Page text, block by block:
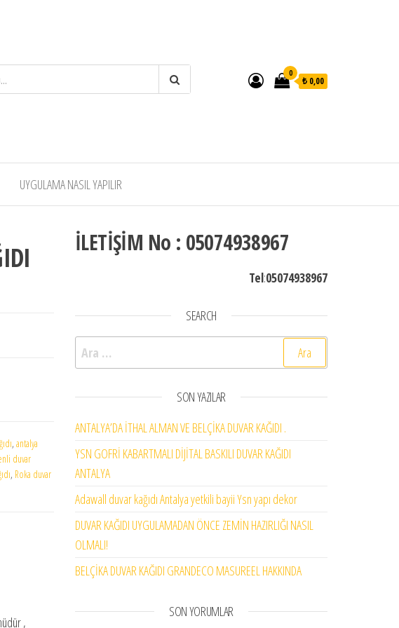
0
₺ 0,00
UYGULAMA NASIL YAPILIR
23106-5 adet
, antalya
duvar
, Roka duvar
,
İLETİŞİM No : 05074938967
Tel:05074938967
SEARCH
Arama:
SON YAZILAR
ANTALYA’DA İTHAL ALMAN VE BELÇİKA DUVAR KAĞIDI .
YSN GOFRİ KABARTMALI DİJİTAL BASKILI DUVAR KAĞIDI
ANTALYA
Adawall duvar kağıdı Antalya yetkili bayii Ysn yapı dekor
DUVAR KAĞIDI UYGULAMADAN ÖNCE ZEMİN HAZIRLIĞI NASIL
OLMALI!
BELÇİKA DUVAR KAĞIDI GRANDECO MASUREEL HAKKINDA
SON YORUMLAR